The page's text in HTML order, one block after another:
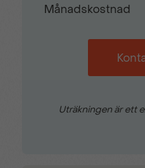
Månadskostnad
Uträkningen är ett